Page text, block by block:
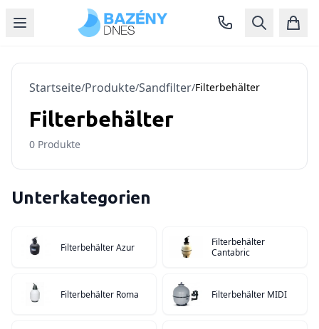
Startseite/Produkte/Sandfilter/Filterbehälter
Filterbehälter
0 Produkte
Unterkategorien
Filterbehälter Azur
Filterbehälter
Cantabric
Filterbehälter Roma Filterbehälter MIDI